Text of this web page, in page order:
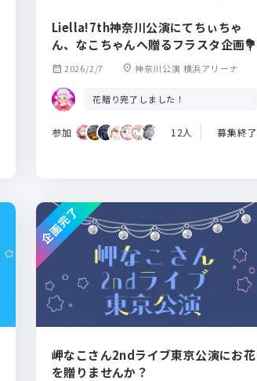
Liella!7th神奈川公演にてちぃちゃ
ん、なこちゃんへ贈るフラスタ企画💐
calendar_month 2026/2/7 location_on 神奈川公演 横浜アリーナ
花贈り完了しました！
参加 12人 募集終了
岬なこさん2ndライブ東京公演にお花
を贈りませんか？
企画完了